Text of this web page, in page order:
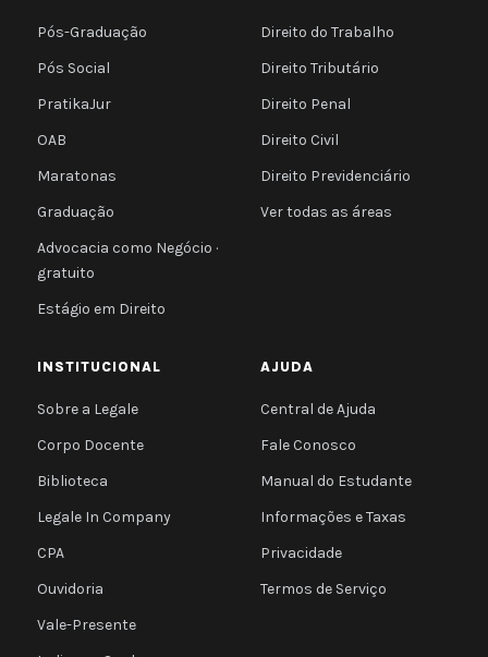
Pós-Graduação
Pós Social
PratikaJur
OAB
Maratonas
Graduação
Advocacia como Negócio ·
gratuito
Estágio em Direito
Direito do Trabalho
Direito Tributário
Direito Penal
Direito Civil
Direito Previdenciário
Ver todas as áreas
INSTITUCIONAL
Sobre a Legale
Corpo Docente
Biblioteca
Legale In Company
CPA
Ouvidoria
Vale-Presente
AJUDA
Central de Ajuda
Fale Conosco
Manual do Estudante
Informações e Taxas
Privacidade
Termos de Serviço